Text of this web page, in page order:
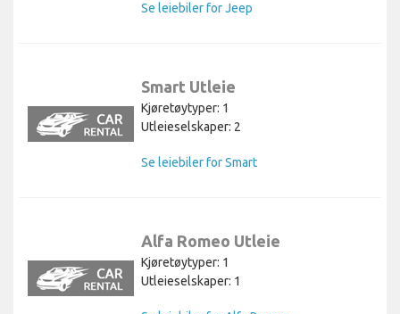
Se leiebiler for Jeep
Smart Utleie
Kjøretøytyper: 1
Utleieselskaper: 2
Se leiebiler for Smart
Alfa Romeo Utleie
Kjøretøytyper: 1
Utleieselskaper: 1